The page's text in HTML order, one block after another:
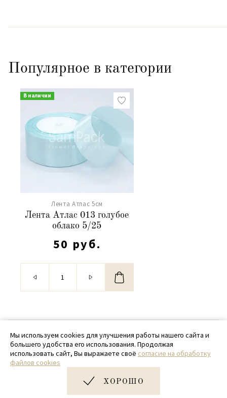
Популярное в категории
В наличии
Лента Атлас 5см
Лента Атлас 013 голубое
облако 5/25
50 руб.
© 2020 - 2026 SamPack
+ 7 (918) 699-97-87
zakaz@sampack.store
Дизайн и разработка сайта
Мы используем cookies для улучшения работы нашего сайта и
большего удобства его использования. Продолжая
использовать сайт, Вы выражаете своё согласие на обработку
файлов cookies
ХОРОШО